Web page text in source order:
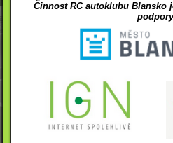
Činnost RC autoklubu Blansko